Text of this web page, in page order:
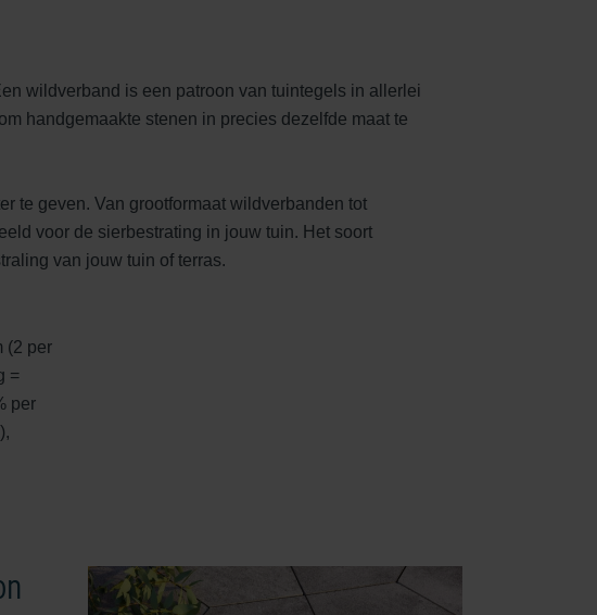
wildverband is een patroon van tuintegels in allerlei
handgemaakte stenen in precies dezelfde maat te
te geven. Van grootformaat wildverbanden tot
voor de sierbestrating in jouw tuin. Het soort
van jouw tuin of terras.
(2 per
=
per